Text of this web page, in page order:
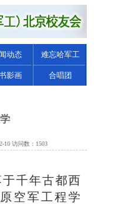
动态 难忘哈军工
影画 合唱团
10 访问数：1503
千年古都西
空军工程学